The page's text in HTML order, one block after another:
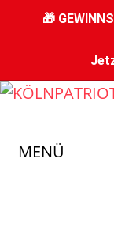
🎁
MENÜ